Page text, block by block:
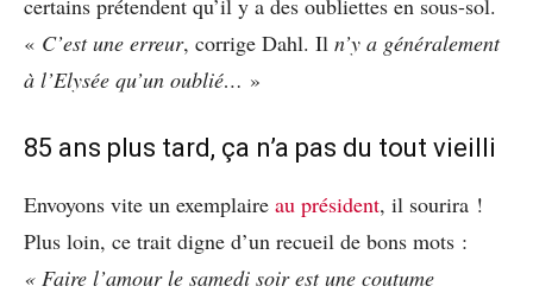
certains prétendent qu’il y a des oubliettes en sous-sol.
« C’est une erreur, corrige Dahl. Il n’y a généralement
à l’Elysée qu’un oublié… »
85 ans plus tard, ça n’a pas du tout vieilli
Envoyons vite un exemplaire au président, il sourira !
Plus loin, ce trait digne d’un recueil de bons mots :
« Faire l’amour le samedi soir est une coutume